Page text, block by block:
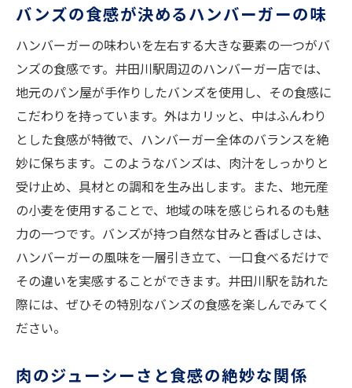
バンズの食感が決めるハンバーガーの味
ハンバーガーの味わいを左右する大きな要素の一つがバ
ンズの食感です。井田川駅周辺のハンバーガー店では、
地元のパン屋が手作りしたバンズを使用し、その食感に
こだわりを持っています。外はカリッと、中はふんわり
とした食感が特徴で、ハンバーガー全体のバランスを絶
妙に保ちます。このようなバンズは、肉汁をしっかりと
受け止め、具材との調和を生み出します。また、地元産
の小麦を使用することで、地域の味を感じられるのも魅
力の一つです。バンズが持つ自然な甘みと香ばしさは、
ハンバーガーの風味を一層引き立て、一口食べるだけで
その違いを実感することができます。井田川駅を訪れた
際には、ぜひその特別なバンズの食感を楽しんでみてく
ださい。
肉のジューシーさと食感の絶妙な関係